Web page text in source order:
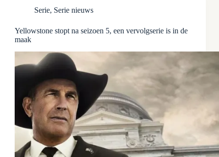
Serie, Serie nieuws
Yellowstone stopt na seizoen 5, een vervolgserie is in de
maak